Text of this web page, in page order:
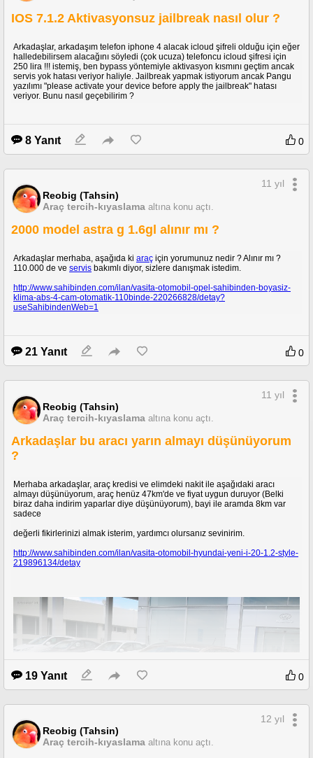
IOS 7.1.2 Aktivasyonsuz jailbreak nasıl olur ?
Arkadaşlar, arkadaşım telefon iphone 4 alacak icloud şifreli olduğu için eğer
halledebilirsem alacağını söyledi (çok ucuza) telefoncu icloud şifresi için
250 lira !!! istemiş, ben bypass yöntemiyle aktivasyon kısmını geçtim ancak
servis yok hatası veriyor haliyle. Jailbreak yapmak istiyorum ancak Pangu
yazılımı "please activate your device before apply the jailbreak" hatası
veriyor. Bunu nasıl geçebilirim ?
8 Yanıt 0
Reobig (Tahsin)
Araç tercih-kıyaslama altına konu açtı.
11 yıl
2000 model astra g 1.6gl alınır mı ?
Arkadaşlar merhaba, aşağıda ki araç için yorumunuz nedir ? Alınır mı ?
110.000 de ve servis bakımlı diyor, sizlere danışmak istedim.
http://www.sahibinden.com/ilan/vasita-otomobil-opel-sahibinden-boyasiz-
klima-abs-4-cam-otomatik-110binde-220266828/detay?
useSahibindenWeb=1
21 Yanıt 0
Reobig (Tahsin)
Araç tercih-kıyaslama altına konu açtı.
11 yıl
Arkadaşlar bu aracı yarın almayı düşünüyorum
?
Merhaba arkadaşlar, araç kredisi ve elimdeki nakit ile aşağıdaki aracı
almayı düşünüyorum, araç henüz 47km'de ve fiyat uygun duruyor (Belki
biraz daha indirim yaparlar diye düşünüyorum), bayi ile aramda 8km var
sadece
değerli fikirlerinizi almak isterim, yardımcı olursanız sevinirim.
http://www.sahibinden.com/ilan/vasita-otomobil-hyundai-yeni-i-20-1.2-style-
219896134/detay
19 Yanıt 0
Reobig (Tahsin)
Araç tercih-kıyaslama altına konu açtı.
12 yıl